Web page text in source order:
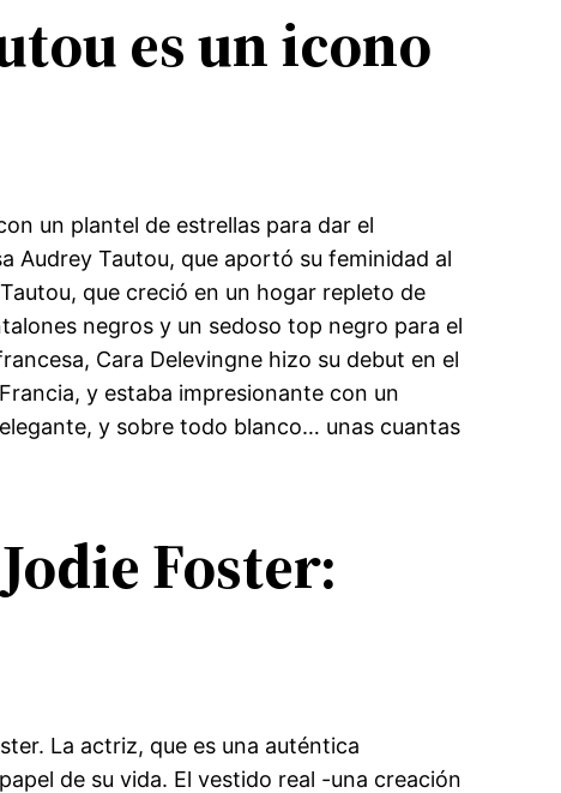
es un icono
un plantel de estrellas para dar el
Audrey Tautou, que aportó su feminidad al
que creció en un hogar repleto de
negros y un sedoso top negro para el
Cara Delevingne hizo su debut en el
y estaba impresionante con un
y sobre todo blanco… unas cuantas
Foster:
La actriz, que es una auténtica
de su vida. El vestido real -una creación